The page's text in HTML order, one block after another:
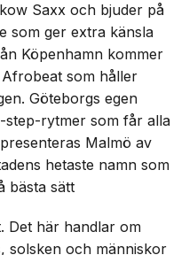
Saxx och bjuder på
som ger extra känsla
Köpenhamn kommer
som håller
Göteborgs egen
rytmer som får alla
Malmö av
hetaste namn som
bästa sätt
Det här handlar om
solsken och människor